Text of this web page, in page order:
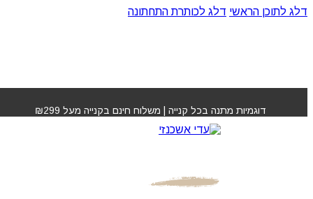
דלג לתוכן הראשי דלג לכותרת התחתונה
דוגמיות מתנה בכל קנייה | משלוח חינם בקנייה מעל ₪299
FABRICUTS MEGA